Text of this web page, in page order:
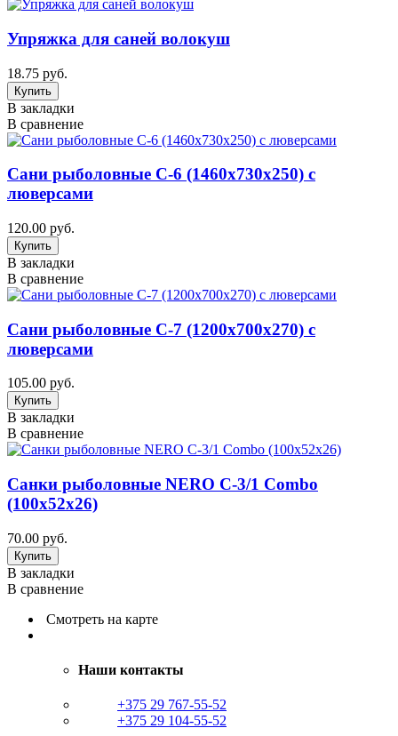
Упряжка для саней волокуш
18.75 руб.
В закладки
В сравнение
Сани рыболовные C-6 (1460х730х250) с
люверсами
120.00 руб.
В закладки
В сравнение
Сани рыболовные C-7 (1200х700х270) с
люверсами
105.00 руб.
В закладки
В сравнение
Санки рыболовные NERO С-3/1 Combo
(100х52х26)
70.00 руб.
В закладки
В сравнение
Смотреть на карте
Наши контакты
+375 29 767-55-52
+375 29 104-55-52